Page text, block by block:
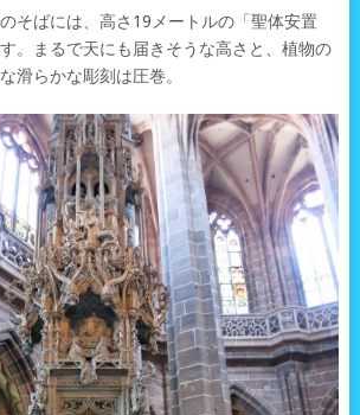
そばには、高さ19メートルの「聖体安置
。まるで天にも届きそうな高さと、植物の
滑らかな彫刻は圧巻。